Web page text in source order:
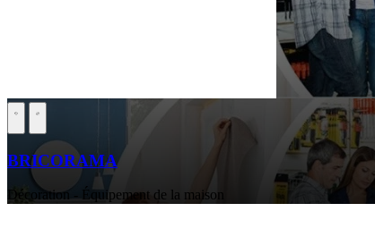
BRICORAMA
Décoration - Équipement de la maison